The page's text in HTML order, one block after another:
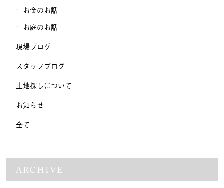
お金のお話
お庭のお話
現場ブログ
スタッフブログ
土地探しについて
お知らせ
全て
ARCHIVE